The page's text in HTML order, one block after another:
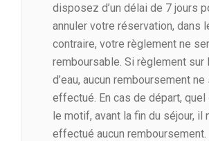
disposez d’un délai de 7 jours
annuler votre réservation, dans
contraire, votre règlement ne
remboursable. Si règlement sur
d’eau, aucun remboursement ne
effectué. En cas de départ, quel
le motif, avant la fin du séjour, il
effectué aucun remboursement.